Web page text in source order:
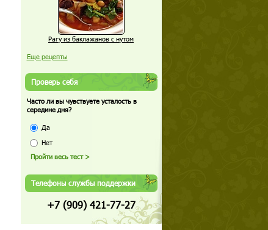
Рагу из баклажанов с нутом
Еще рецепты
Проверь себя
Часто ли вы чувствуете усталость в
середине дня?
Да
Нет
Телефоны службы поддержки
+7 (909) 421-77-27